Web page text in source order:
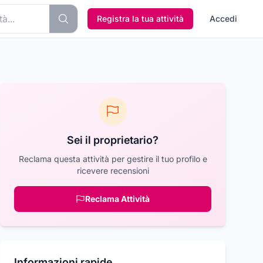
Registra la tua attività Accedi
Sei il proprietario?
Reclama questa attività per gestire il tuo profilo e
ricevere recensioni
Reclama Attività